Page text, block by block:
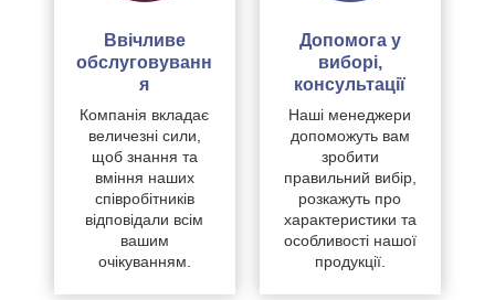
Ввічливе
обслуговуванн
я
Компанія вкладає
величезні сили,
щоб знання та
вміння наших
співробітників
відповідали всім
вашим
очікуванням.
Допомога у
виборі,
консультації
Наші менеджери
допоможуть вам
зробити
правильний вибір,
розкажуть про
характеристики та
особливості нашої
продукції.